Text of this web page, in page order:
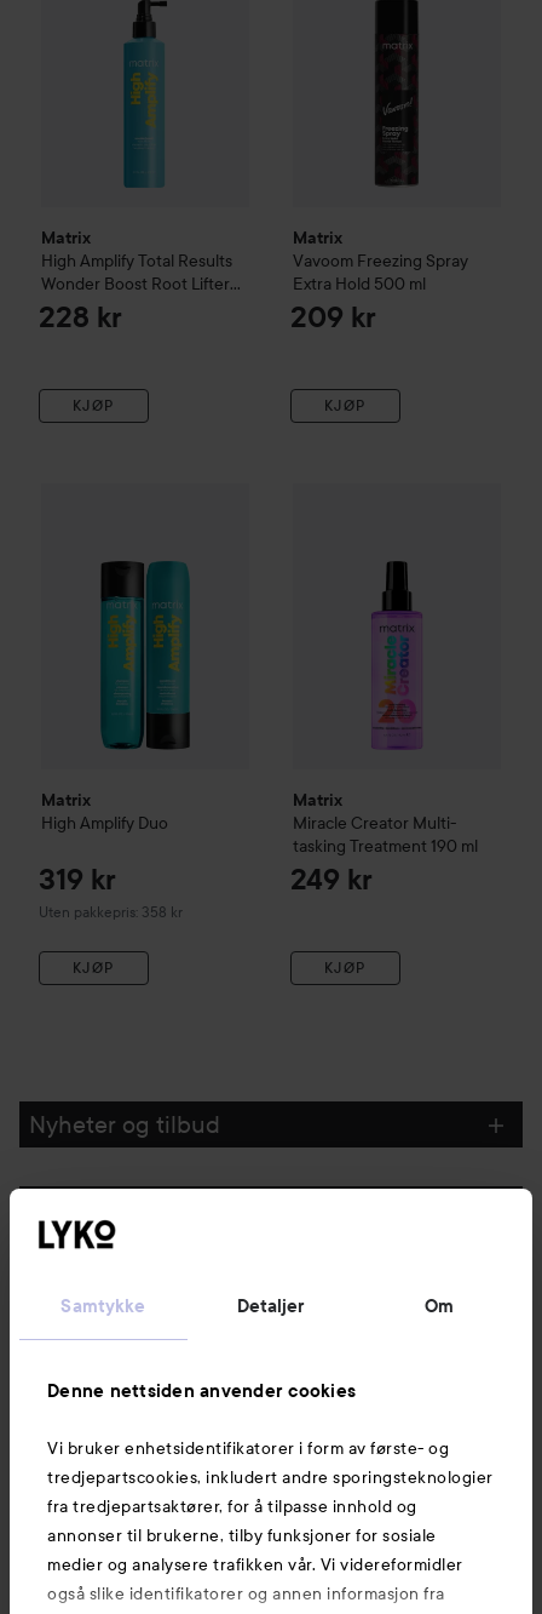
Samtykke Detaljer Om
Denne nettsiden anvender cookies
Vi bruker enhetsidentifikatorer i form av første- og
tredjepartscookies, inkludert andre sporingsteknologier
fra tredjepartsaktører, for å tilpasse innhold og
annonser til brukerne, tilby funksjoner for sosiale
medier og analysere trafikken vår. Vi videreformidler
også slike identifikatorer og annen informasjon fra
Matrix
High AmplifyTotal Results
Wonder Boost Root Lifter
250 ml
228 kr
KJØP
Matrix
Vavoom Freezing Spray
Extra Hold 500 ml
209 kr
KJØP
Matrix
High Amplify Duo
319 kr
Uten pakkepris: 358 kr
KJØP
Matrix
Miracle Creator Multi-
tasking Treatment 190 ml
249 kr
KJØP
Nyheter og tilbud
Kundeservice
Informasjon
Også av interesse